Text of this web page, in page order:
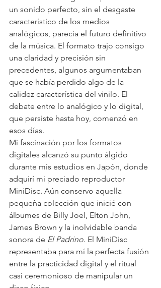
un sonido perfecto, sin el desgaste
característico de los medios
analógicos, parecía el futuro definitivo
de la música. El formato trajo consigo
una claridad y precisión sin
precedentes, algunos argumentaban
que se había perdido algo de la
calidez característica del vinilo. El
debate entre lo analógico y lo digital,
que persiste hasta hoy, comenzó en
esos días.
Mi fascinación por los formatos
digitales alcanzó su punto álgido
durante mis estudios en Japón, donde
adquirí mi preciado reproductor
MiniDisc. Aún conservo aquella
pequeña colección que inicié con
álbumes de Billy Joel, Elton John,
James Brown y la inolvidable banda
sonora de El Padrino. El MiniDisc
representaba para mí la perfecta fusión
entre la practicidad digital y el ritual
casi ceremonioso de manipular un